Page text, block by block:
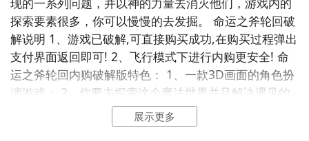
探索要素很多，你可以慢慢的去发掘。 命运之斧轮回破
解说明 1、游戏已破解,可直接购买成功,在购买过程弹出
支付界面返回即可! 2、飞行模式下进行内购更安全! 命
运之斧轮回内购破解版特色： 1、一款3D画面的角色扮
演游戏； 2、你要去探索这个魔法世界并且解决遇见的
事情； 3、游戏画面比较精致，动作效果做的也非常出
色； 4、可以选择多个种族，有矮人、精灵等等魔幻世
展示更多